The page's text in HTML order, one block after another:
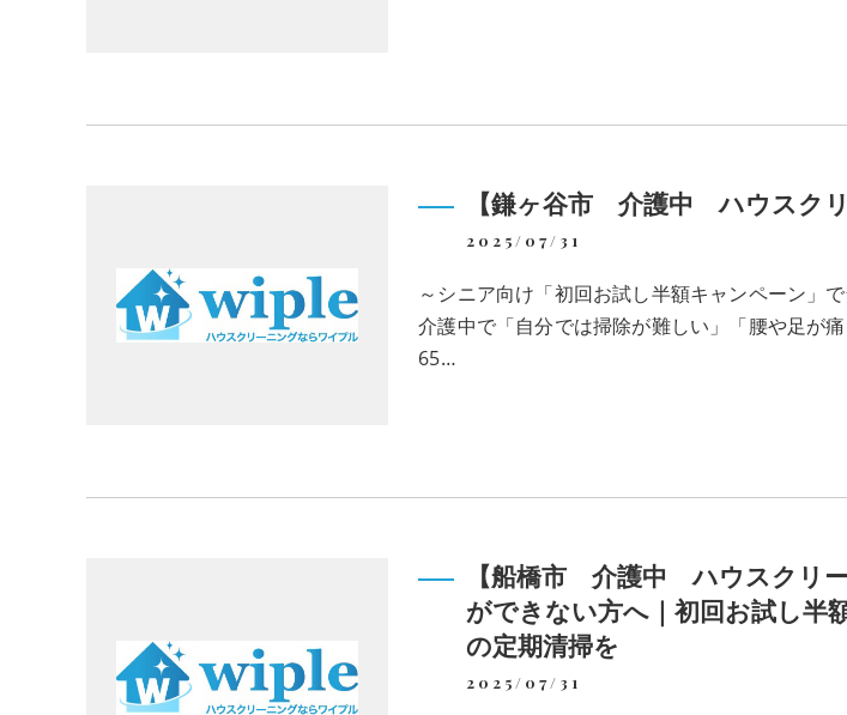
【鎌ヶ谷市 介護中 ハウスクリ
2025/07/31
～シニア向け「初回お試し半額キャンペーン」
介護中で「自分では掃除が難しい」「腰や足が
65…
【船橋市 介護中 ハウスクリ
ができない方へ｜初回お試し半
の定期清掃を
2025/07/31